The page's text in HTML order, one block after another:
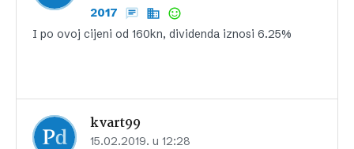
2017
I po ovoj cijeni od 160kn, dividenda iznosi 6.25%
kvart99
15.02.2019. u 12:28